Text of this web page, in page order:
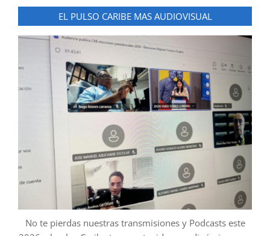
EL PULSO CARIBE MAS AUDIOVISUAL
No te pierdas nuestras transmisiones y Podcasts este